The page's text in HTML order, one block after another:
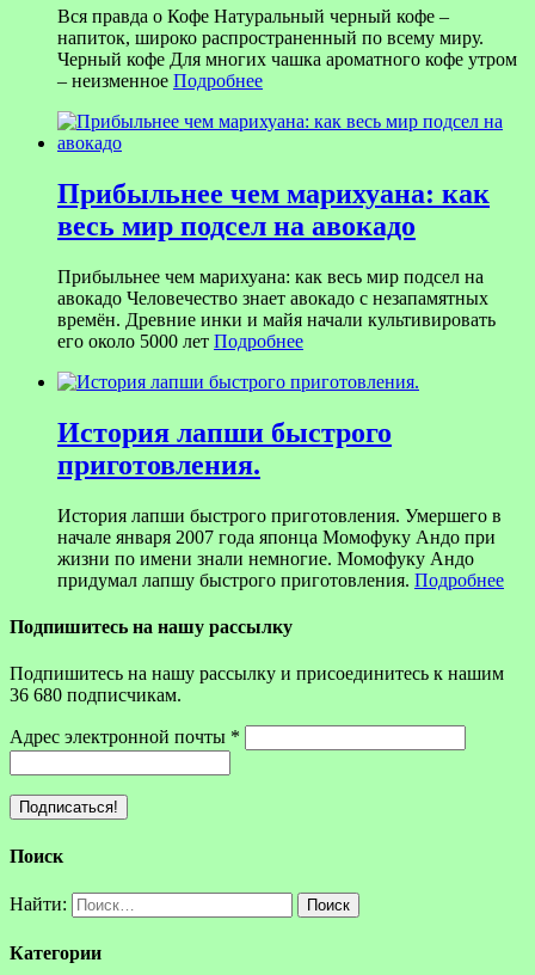
Вся правда о Кофе Натуральный черный кофе –
напиток, широко распространенный по всему миру.
Черный кофе Для многих чашка ароматного кофе утром
– неизменное Подробнее
Прибыльнее чем марихуана: как
весь мир подсел на авокадо
Прибыльнее чем марихуана: как весь мир подсел на
авокадо Человечество знает авокадо с незапамятных
времён. Древние инки и майя начали культивировать
его около 5000 лет Подробнее
История лапши быстрого
приготовления.
История лапши быстрого приготовления. Умершего в
начале января 2007 года японца Момофуку Андо при
жизни по имени знали немногие. Момофуку Андо
придумал лапшу быстрого приготовления. Подробнее
Подпишитесь на нашу рассылку
Подпишитесь на нашу рассылку и присоединитесь к нашим
36 680 подписчикам.
Адрес электронной почты *
Поиск
Найти:
Категории